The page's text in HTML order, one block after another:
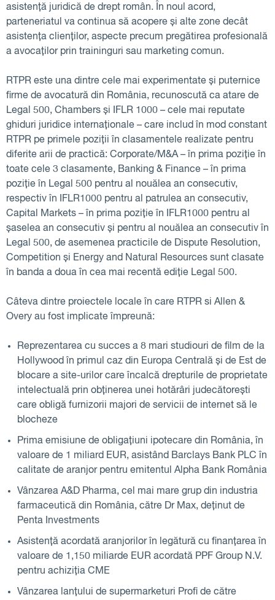
asistență juridică de drept român. În noul acord,
parteneriatul va continua să acopere și alte zone decât
asistența clienților, aspecte precum pregătirea profesională
a avocaților prin traininguri sau marketing comun.
RTPR este una dintre cele mai experimentate și puternice
firme de avocatură din România, recunoscută ca atare de
Legal 500, Chambers și IFLR 1000 – cele mai reputate
ghiduri juridice internaționale – care includ în mod constant
RTPR pe primele poziții în clasamentele realizate pentru
diferite arii de practică: Corporate/M&A – în prima poziție în
toate cele 3 clasamente, Banking & Finance – în prima
poziție în Legal 500 pentru al nouălea an consecutiv,
respectiv în IFLR1000 pentru al patrulea an consecutiv,
Capital Markets – în prima poziție în IFLR1000 pentru al
șaselea an consecutiv și pentru al nouălea an consecutiv în
Legal 500, de asemenea practicile de Dispute Resolution,
Competition și Energy and Natural Resources sunt clasate
în banda a doua în cea mai recentă ediție Legal 500.
Câteva dintre proiectele locale în care RTPR si Allen &
Overy au fost implicate împreună:
Reprezentarea cu succes a 8 mari studiouri de film de la
Hollywood în primul caz din Europa Centrală și de Est de
blocare a site-urilor care încalcă drepturile de proprietate
intelectuală prin obținerea unei hotărâri judecătorești
care obligă furnizorii majori de servicii de internet să le
blocheze
Prima emisiune de obligațiuni ipotecare din România, în
valoare de 1 miliard EUR, asistând Barclays Bank PLC în
calitate de aranjor pentru emitentul Alpha Bank România
Vânzarea A&D Pharma, cel mai mare grup din industria
farmaceutică din România, către Dr Max, deținut de
Penta Investments
Asistență acordată aranjorilor în legătură cu finanțarea în
valoare de 1,150 miliarde EUR acordată PPF Group N.V.
pentru achiziția CME
Vânzarea lanțului de supermarketuri Profi de către